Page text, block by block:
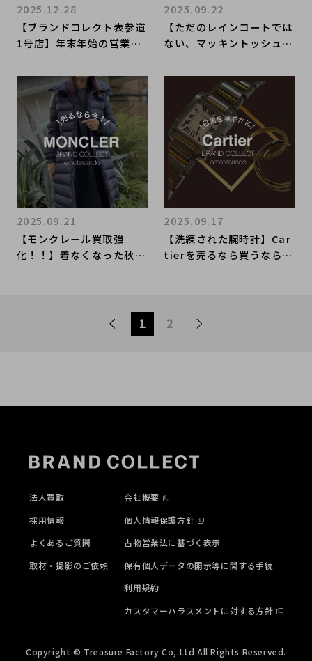
【ブランドコレクト表参道
1号店】年末年始の営業時
2025.12.28
【ただのレインコートでは
ない、マッキントッシュ魅
物・お買取ならブランドコ
レクト表参道1号店にお任
せください
2025.09.22
【モンクレール買取強
化！！】着なくなった秋・
2025.09.21
【洗練された腕時計】Car
tierを売るなら買うなら表
2025.09.17
1 2
法人買取
採用情報
よくあるご質問
取材・撮影のご依頼
会社概要
個人情報保護方針
古物営業法に基づく表示
保有個人データの開示等に関する手続
利用規約
カスタマーハラスメントに対する方針
Copyright © Treasure Factory Co,.Ltd All Rights Reserved.